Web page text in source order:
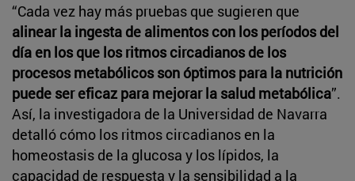
“Cada vez hay más pruebas que sugieren que
alinear la ingesta de alimentos con los períodos del
día en los que los ritmos circadianos de los
procesos metabólicos son óptimos para la nutrición
puede ser eficaz para mejorar la salud metabólica”.
Así, la investigadora de la Universidad de Navarra
detalló cómo los ritmos circadianos en la
homeostasis de la glucosa y los lípidos, la
capacidad de respuesta y la sensibilidad a la